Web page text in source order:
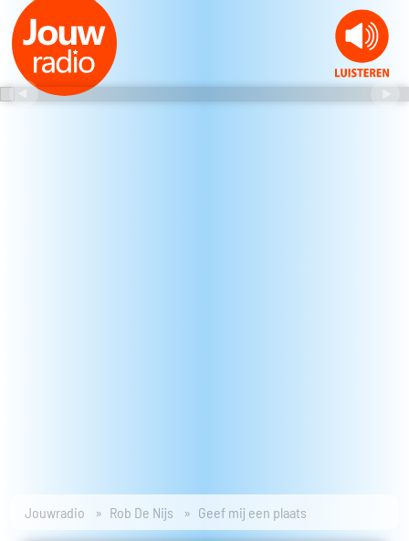
Jouwradio Rob De Nijs Geef mij een plaats